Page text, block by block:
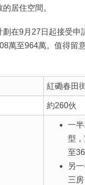
居住空間。
劃在9月27日起接受申
萬至964萬。值得留
紅磡春田
約260伙
一
型
至
另
三